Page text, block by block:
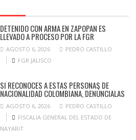
DETENIDO CON ARMA EN ZAPOPAN ES
LLEVADO A PROCESO POR LA FGR
AGOSTO 6, 2026
PEDRO CASTILLO
FGR JALISCO
SI RECONOCES A ESTAS PERSONAS DE
NACIONALIDAD COLOMBIANA, DENÚNCIALAS
AGOSTO 6, 2026
PEDRO CASTILLO
FISCALIA GENERAL DEL ESTADO DE
NAYARIT